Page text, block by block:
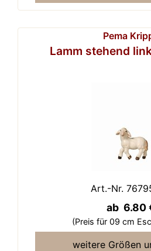
Pema
Lamm stehend
Art.-Nr.
ab 6.80
(Preis für 09 cm
weitere Größen